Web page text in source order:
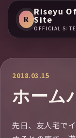
R
Riseyu
Site
OFFICIAL SITE
2018.03.15
ホーム
先日、友人宅で